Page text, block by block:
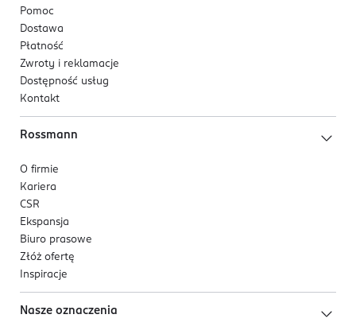
Pomoc
Dostawa
Płatność
Zwroty i reklamacje
Dostępność usług
Kontakt
Rossmann
O firmie
Kariera
CSR
Ekspansja
Biuro prasowe
Złóż ofertę
Inspiracje
Nasze oznaczenia